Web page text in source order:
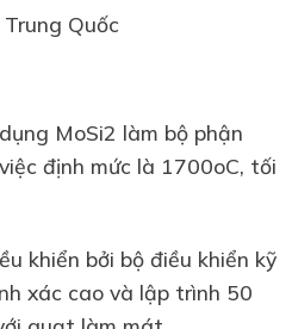
Quốc
MoSi2 làm bộ phận
định mức là 1700oC, tối
khiển bởi bộ điều khiển kỹ
xác cao và lập trình 50